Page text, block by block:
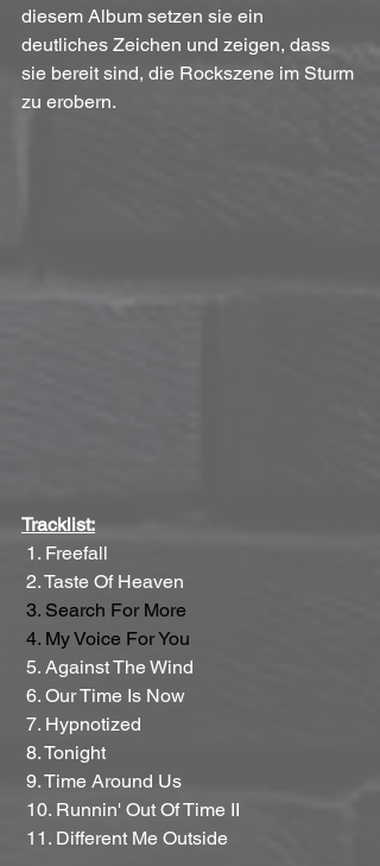
diesem Album setzen sie ein
deutliches Zeichen und zeigen, dass
sie bereit sind, die Rockszene im Sturm
zu erobern.
Tracklist:
1. Freefall
2. Taste Of Heaven
3. Search For More
4. My Voice For You
5. Against The Wind
6. Our Time Is Now
7. Hypnotized
8. Tonight
9. Time Around Us
10. Runnin' Out Of Time II
11. Different Me Outside